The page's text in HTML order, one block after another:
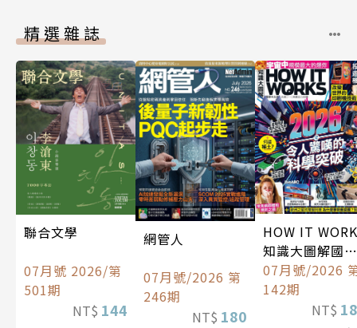
精選雜誌
聯合文學
07月號 2026/第
501期
NT$ 144
網管人
07月號/2026 第
246期
NT$ 180
HOW IT
知識大圖解國際
中文版
07月號/2026
142期
NT$